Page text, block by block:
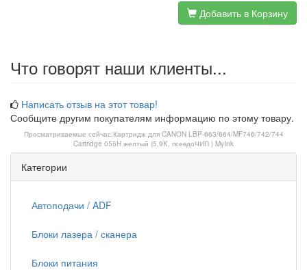
Добавить в Корзину
Что говорят наши клиенты...
Написать отзыв на этот товар!
Сообщите другим покупателям информацию по этому товару.
Просматриваемые сейчас:Картридж для CANON LBP-663/664/MF746/742/744
Cartridge 055H желтый (5,9K, псевдоЧИП ) MyInk
Категории
Автоподачи / ADF
Блоки лазера / сканера
Блоки питания